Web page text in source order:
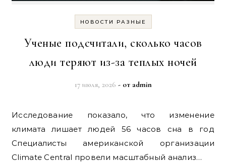
НОВОСТИ РАЗНЫЕ
Ученые подсчитали, сколько часов
люди теряют из-за теплых ночей
17 июля, 2026 - от admin
Исследование показало, что изменение
климата лишает людей 56 часов сна в год
Специалисты американской организации
Climate Central провели масштабный анализ…